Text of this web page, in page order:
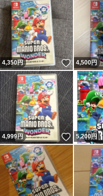
4,350円 いいね！
4,500円
4,999円 いいね！
5,200 円